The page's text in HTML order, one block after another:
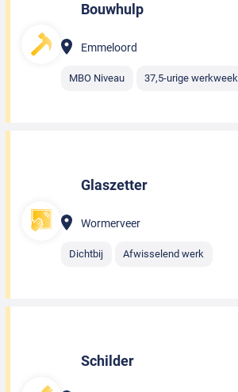
Bouwhulp
Emmeloord
MBO Niveau 37,5-urige werkweek
Glaszetter
Wormerveer
Dichtbij Afwisselend werk
Schilder